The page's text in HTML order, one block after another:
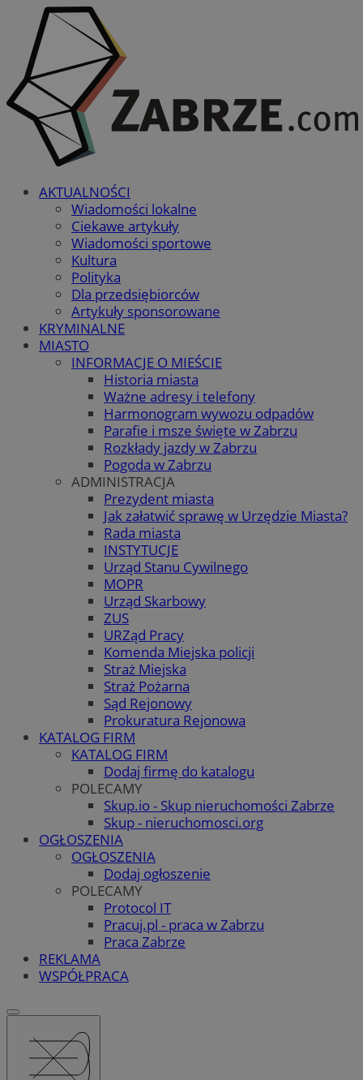
AKTUALNOŚCI
Wiadomości lokalne
Ciekawe artykuły
Wiadomości sportowe
Kultura
Polityka
Dla przedsiębiorców
Artykuły sponsorowane
KRYMINALNE
MIASTO
INFORMACJE O MIEŚCIE
Historia miasta
Ważne adresy i telefony
Harmonogram wywozu odpadów
Parafie i msze święte w Zabrzu
Rozkłady jazdy w Zabrzu
Pogoda w Zabrzu
ADMINISTRACJA
Prezydent miasta
Jak załatwić sprawę w Urzędzie Miasta?
Rada miasta
INSTYTUCJE
Urząd Stanu Cywilnego
MOPR
Urząd Skarbowy
ZUS
URZąd Pracy
Komenda Miejska policji
Straż Miejska
Straż Pożarna
Sąd Rejonowy
Prokuratura Rejonowa
KATALOG FIRM
KATALOG FIRM
Dodaj firmę do katalogu
POLECAMY
Skup.io - Skup nieruchomości Zabrze
Skup - nieruchomosci.org
OGŁOSZENIA
OGŁOSZENIA
Dodaj ogłoszenie
POLECAMY
Protocol IT
Pracuj.pl - praca w Zabrzu
Praca Zabrze
REKLAMA
WSPÓŁPRACA